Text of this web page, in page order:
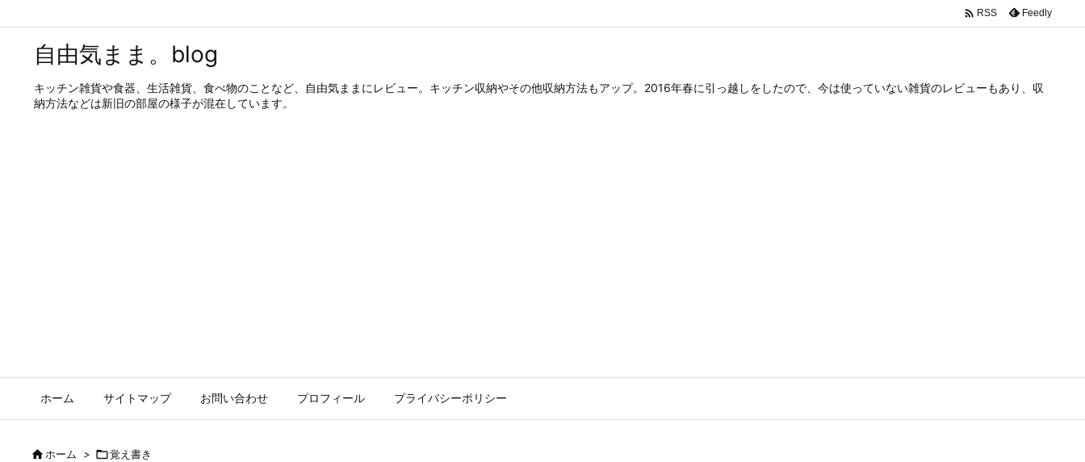
自由気まま。blog
キッチン雑貨や食器、生活雑貨、食べ物のことなど、自由気ままにレビュー。キッチン収納やその他収納方法もアップ。2016年春に引っ越しをしたので、今は使っていない雑貨のレビューもあり、収
納方法などは新旧の部屋の様子が混在しています。
ホーム サイトマップ お問い合わせ プロフィール プライバシーポリシー
 RSS Feedly
ホーム > 覚え書き